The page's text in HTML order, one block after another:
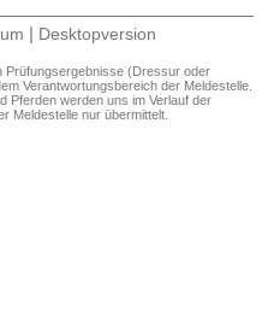
| Desktopversion
Prüfungsergebnisse (Dressur oder
Verantwortungsbereich der Meldestelle.
Pferden werden uns im Verlauf der
Meldestelle nur übermittelt.